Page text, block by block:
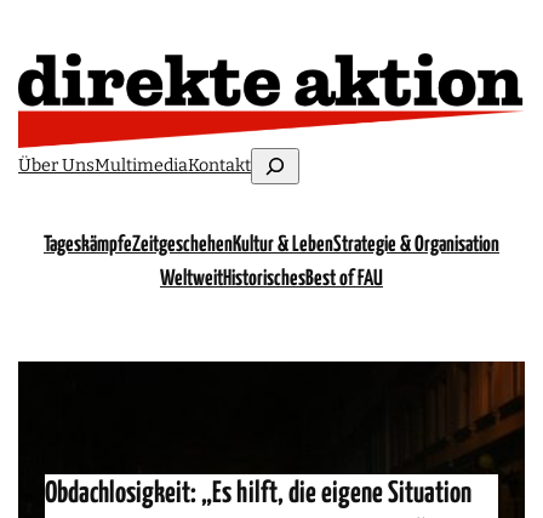
springen
Über UnsMultimediaKontaktSuchen
TageskämpfeZeitgeschehenKultur & LebenStrategie & Organisation
WeltweitHistorischesBest of FAU
Obdachlosigkeit: „Es hilft, die eigene Situation